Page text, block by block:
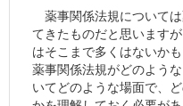
薬事関係法規について
てきたものだと思います
はそこまで多くはないかも
薬事関係法規がどのよう
いてどのような場面で、